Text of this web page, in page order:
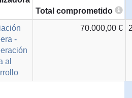
Total comprometido
-
al
70.000,00 €